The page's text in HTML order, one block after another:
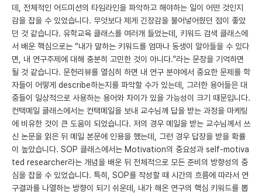
데, 전체적인 어드미션의 타임라인을 파악하고 해야하는 일이 어떤 것인지
감을 잡을 수 있었습니다. 무엇보다 제게 긴장감을 불어넣어줬던 점이 좋았
던 것 같습니다. 유학교육 클래스를 여러개 들었는데, 키워드 검색 클래스에
서 배운 핵심으로는 “내가 말하는 키워드를 엄마나 동생이 알아들을 수 있다
면, 내 연구주제에 대해 충분히 고민한 것이 아니다.”라는 문장을 기억하면
될 것 같습니다. 문헌리뷰를 열심히 하면 내 연구 분야에서 중요한 문제를 학
자들이 어떻게 describe하는지를 파악할 수가 있는데, 그러한 용어들은 대
중들이 일상적으로 사용하는 용어와 차이가 있을 가능성이 크기 때문입니다.
컨택메일 클래스에서는 컨택메일을 보내 교수님께 답을 받는 과정을 마케팅
에 비유한 것이 큰 도움이 되었습니다. 저의 경우 메일을 받는 교수님께서 쓰
신 논문을 읽은 뒤 메일 본문에 인용을 했는데, 그런 경우 답장을 받을 확률
이 높았습니다. SOP 클래스에서는 Motivation의 중요성과 self-motiva
ted researcher라는 개념을 배운 뒤 전체적으로 모든 준비의 방향성의 중
심을 잡을 수 있었습니다. 특히, SOP를 작성할 때 시간의 흐름에 따라서 연
구결과를 나열하는 방향이 되기 쉬운데, 내가 해온 연구의 핵심 키워드를 뽑